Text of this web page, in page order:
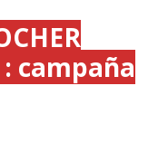
: campaña